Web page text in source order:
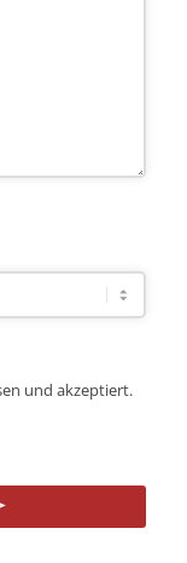
und akzeptiert.